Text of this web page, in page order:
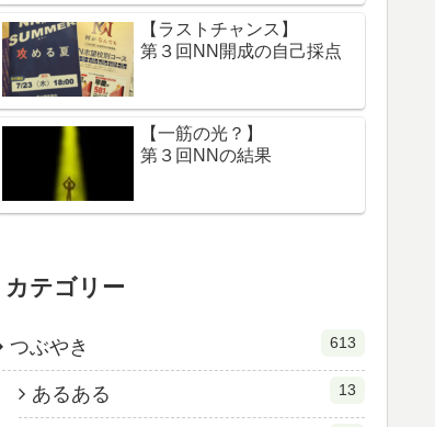
【ラストチャンス】
第３回NN開成の自己採点
【一筋の光？】
第３回NNの結果
カテゴリー
つぶやき 613
あるある 13